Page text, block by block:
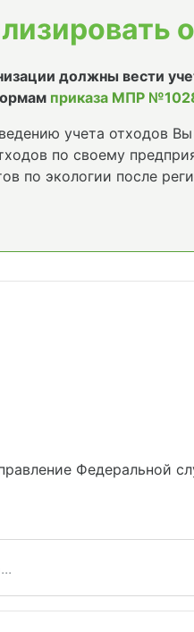
должны вести
приказа МПР
учета отходов
по своему
по экологии после
Федеральной